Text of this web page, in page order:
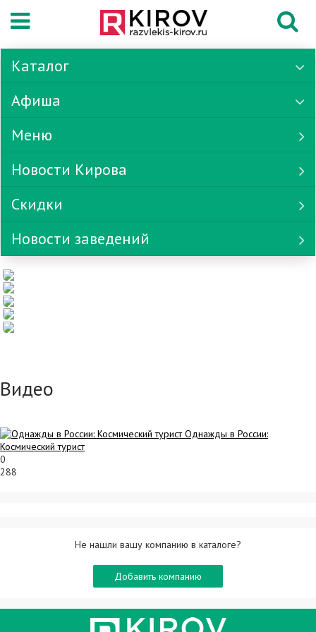
Каталог
Афиша
Меню
Новости Кирова
Скидки
Новости заведений
Видео
Однажды в России:
Космический турист
0
288
Не нашли вашу компанию в каталоге?
Добавить компанию